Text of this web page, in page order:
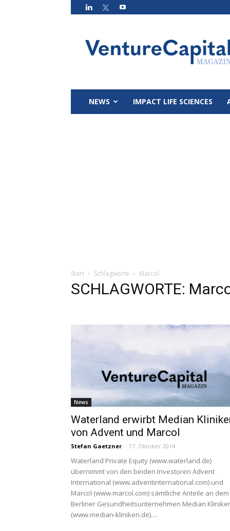
Magazin
NEWS IMPACT LIFE SCIENCES
Start Schlagworte Marcol
SCHLAGWORTE:
News
Waterland erwirbt Median
von Advent und Marcol
Stefan Gaetzner - 17. Oktober 2014
Waterland Private Equity (www.waterland.de)
übernimmt von den beiden Investoren Advent
International (www.adventinternational.com) und
Marcol (www.marcol.com) sämtliche Anteile an dem
Berliner Gesundheitsunternehmen Median
(www.median-kliniken.de)....